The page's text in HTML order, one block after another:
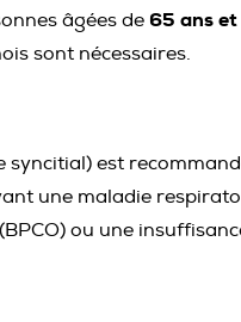
âgées de 65 ans
sont nécessaires.
est
une maladie
ou une